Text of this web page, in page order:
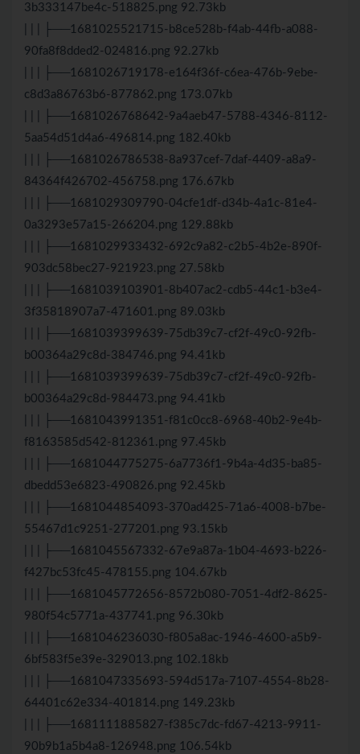
3b333147be4c-518825.png 92.73kb
| | | ├──1681025521715-b8ce528b-f4ab-44fb-a088-
90fa8f8dded2-024816.png 92.27kb
| | | ├──1681026719178-e164f36f-c6ea-476b-9ebe-
c8d3a86763b6-877862.png 173.07kb
| | | ├──1681026768642-9a4aeb47-5788-4346-8112-
5aa54d51d4a6-496814.png 182.40kb
| | | ├──1681026786538-8a937cef-7daf-4409-a8a9-
84364f426702-456758.png 176.67kb
| | | ├──1681029309790-04cfe1df-d34b-4a1c-81e4-
0a3293e57a15-266204.png 129.88kb
| | | ├──1681029933432-692c9a82-c2b5-4b2e-890f-
903dc58bec27-921923.png 27.58kb
| | | ├──1681039103901-8b407ac2-cdb5-44c1-b3e4-
3f35818907a7-471601.png 89.03kb
| | | ├──1681039399639-75db39c7-cf2f-49c0-92fb-
b00364a29c8d-384746.png 94.41kb
| | | ├──1681039399639-75db39c7-cf2f-49c0-92fb-
b00364a29c8d-984473.png 94.41kb
| | | ├──1681043991351-f81c0cc8-6968-40b2-9e4b-
f8163585d542-812361.png 97.45kb
| | | ├──1681044775275-6a7736f1-9b4a-4d35-ba85-
dbedd53e6823-490826.png 92.45kb
| | | ├──1681044854093-370ad425-71a6-4008-b7be-
55467d1c9251-277201.png 93.15kb
| | | ├──1681045567332-67e9a87a-1b04-4693-b226-
f427bc53fc45-478155.png 104.67kb
| | | ├──1681045772656-8572b080-7051-4df2-8625-
980f54c5771a-437741.png 96.30kb
| | | ├──1681046236030-f805a8ac-1946-4600-a5b9-
6bf583f5e39e-329013.png 102.18kb
| | | ├──1681047335693-594d517a-7107-4554-8b28-
64401c62e334-401814.png 149.23kb
| | | ├──1681111885827-f385c7dc-fd67-4213-9911-
90b9b1a5b4a8-126948.png 106.54kb